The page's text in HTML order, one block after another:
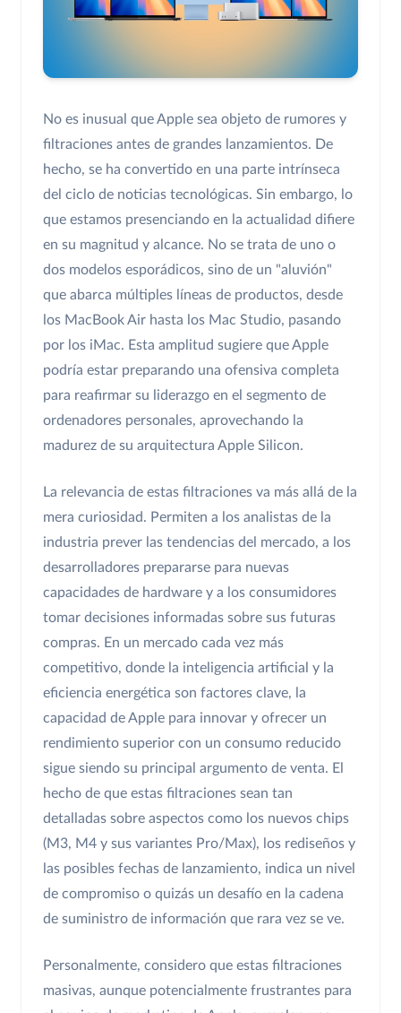
No es inusual que Apple sea objeto de rumores y
filtraciones antes de grandes lanzamientos. De
hecho, se ha convertido en una parte intrínseca
del ciclo de noticias tecnológicas. Sin embargo, lo
que estamos presenciando en la actualidad difiere
en su magnitud y alcance. No se trata de uno o
dos modelos esporádicos, sino de un "aluvión"
que abarca múltiples líneas de productos, desde
los MacBook Air hasta los Mac Studio, pasando
por los iMac. Esta amplitud sugiere que Apple
podría estar preparando una ofensiva completa
para reafirmar su liderazgo en el segmento de
ordenadores personales, aprovechando la
madurez de su arquitectura Apple Silicon.
La relevancia de estas filtraciones va más allá de la
mera curiosidad. Permiten a los analistas de la
industria prever las tendencias del mercado, a los
desarrolladores prepararse para nuevas
capacidades de hardware y a los consumidores
tomar decisiones informadas sobre sus futuras
compras. En un mercado cada vez más
competitivo, donde la inteligencia artificial y la
eficiencia energética son factores clave, la
capacidad de Apple para innovar y ofrecer un
rendimiento superior con un consumo reducido
sigue siendo su principal argumento de venta. El
hecho de que estas filtraciones sean tan
detalladas sobre aspectos como los nuevos chips
(M3, M4 y sus variantes Pro/Max), los rediseños y
las posibles fechas de lanzamiento, indica un nivel
de compromiso o quizás un desafío en la cadena
de suministro de información que rara vez se ve.
Personalmente, considero que estas filtraciones
masivas, aunque potencialmente frustrantes para